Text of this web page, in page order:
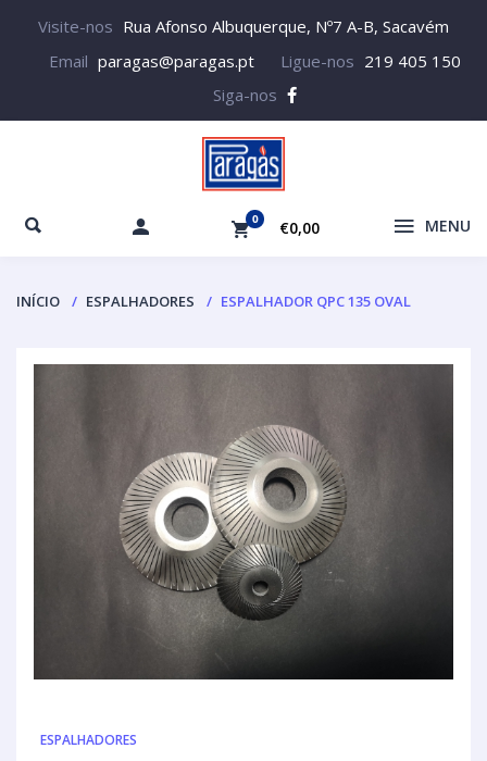
Visite-nos Rua Afonso Albuquerque, Nº7 A-B, Sacavém
Email paragas@paragas.pt Ligue-nos 219 405 150
Siga-nos
0 €0,00 MENU
INÍCIO ESPALHADORES ESPALHADOR QPC 135 OVAL
ESPALHADORES